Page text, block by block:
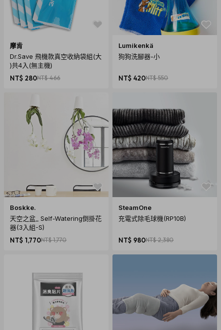
摩肯
Dr.Save 飛機款真空收納袋組(大
)共4入(無主機)
NT$ 280NT$ 466
Lumikenkä
狗狗洗腳器-小
NT$ 420NT$ 550
Boskke.
天空之盆_ Self-Watering倒掛花
器(3入組-S)
NT$ 1,770NT$ 1,770
SteamOne
充電式除毛球機(RP10B)
NT$ 980NT$ 2,380